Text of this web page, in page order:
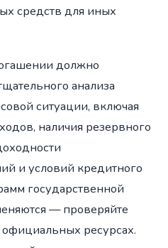
средств для иных
должно
анализа
ситуации, включая
наличия резервного
и условий кредитного
государственной
— проверяйте
ресурсах.